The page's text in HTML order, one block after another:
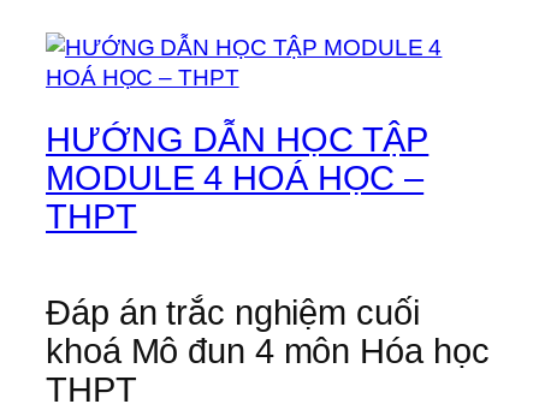
HƯỚNG DẪN HỌC TẬP
MODULE 4 HOÁ HỌC –
THPT
Đáp án trắc nghiệm cuối
khoá Mô đun 4 môn Hóa học
THPT